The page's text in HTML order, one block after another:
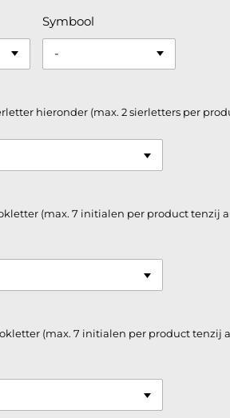
Symbool
hieronder (max. 2 sierletters per
(max. 7 initialen per product tenzij
(max. 7 initialen per product tenzij